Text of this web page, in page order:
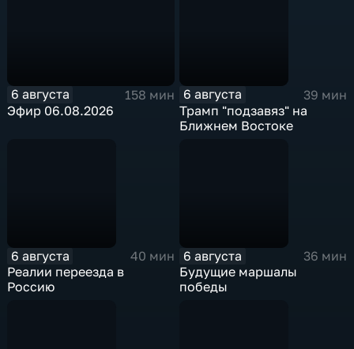
6 августа
158 мин
Эфир 06.08.2026
6 августа
39 мин
Трамп "подзавяз" на
Ближнем Востоке
6 августа
40 мин
Реалии переезда в
Россию
6 августа
36 мин
Будущие маршалы
победы